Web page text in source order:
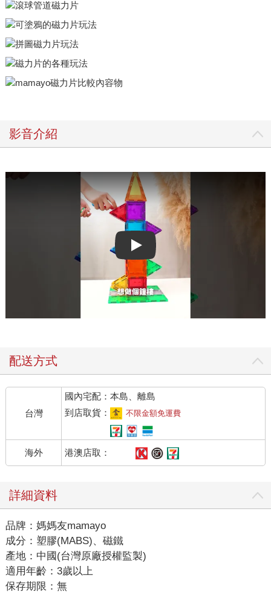
影音介紹
Play video
配送方式
台灣
國內宅配：本島、離島
到店取貨：
不限金額免運費
海外 港澳店取：
詳細資料
品牌：媽媽友mamayo
成分：塑膠(MABS)、磁鐵
產地：中國(台灣原廠授權監製)
適用年齡：3歲以上
保存期限：無